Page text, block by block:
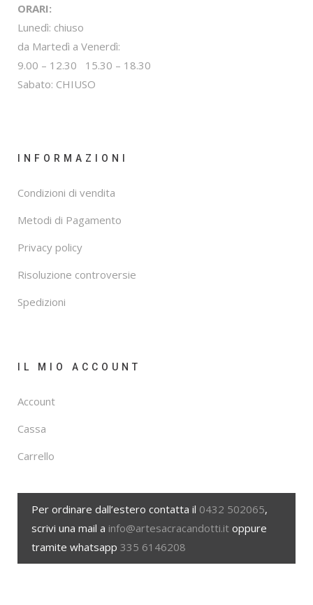
ORARI:
Lunedì: chiuso
da Martedì a Venerdì:
9.00 – 12.30 15.30 – 18.30
Sabato: CHIUSO
INFORMAZIONI
Condizioni di vendita
Metodi di Pagamento
Privacy policy
Risoluzione controversie
Spedizioni
IL MIO ACCOUNT
Account
Cassa
Carrello
Per ordinare dall’estero contatta il 0432 502065,
scrivi una mail a info@artesacracandotti.it oppure
tramite whatsapp 335 6146208